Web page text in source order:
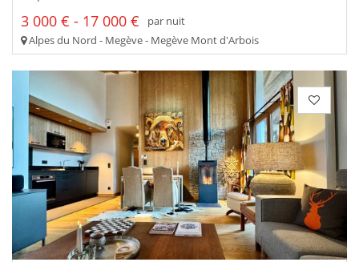
3 000 € - 17 000 €
par nuit
Alpes du Nord - Megève - Megève Mont d'Arbois